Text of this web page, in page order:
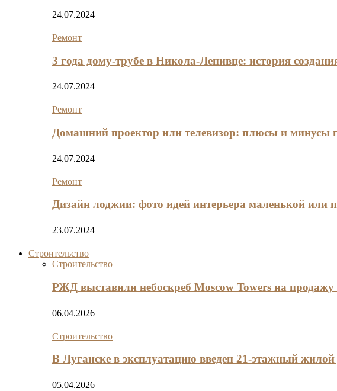
24.07.2024
Ремонт
3 года дому-трубе в Никола-Ленивце: история
24.07.2024
Ремонт
Домашний проектор или телевизор: плюсы и минусы
24.07.2024
Ремонт
Дизайн лоджии: фото идей интерьера маленькой или
23.07.2024
Строительство
Строительство
РЖД выставили небоскреб Moscow Towers на
06.04.2026
Строительство
В Луганске в эксплуатацию введен 21-этажный
05.04.2026